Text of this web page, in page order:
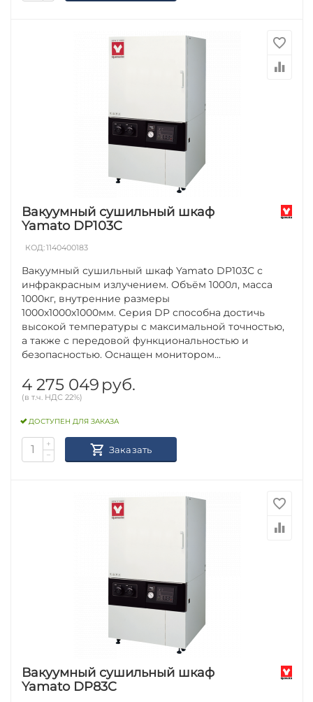
Вакуумный сушильный шкаф
Yamato DP103C
КОД:1140400183
Вакуумный сушильный шкаф Yamato DP103С с
инфракрасным излучением. Объём 1000л, масса
1000кг, внутренние размеры
1000х1000х1000мм. Серия DP способна достичь
высокой температуры с максимальной точностью,
а также с передовой функциональностью и
безопасностью. Оснащен монитором...
4 275 049 руб.
(в т.ч. НДС 22%)
ДОСТУПЕН ДЛЯ ЗАКАЗА
+
−
Заказать
Вакуумный сушильный шкаф
Yamato DP83C